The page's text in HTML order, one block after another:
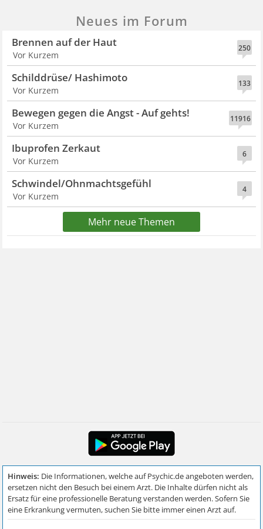
Neues im Forum
250
Brennen auf der Haut
Vor Kurzem
133
Schilddrüse/ Hashimoto
Vor Kurzem
11916
Bewegen gegen die Angst - Auf gehts!
Vor Kurzem
6
Ibuprofen Zerkaut
Vor Kurzem
4
Schwindel/Ohnmachtsgefühl
Vor Kurzem
Mehr neue Themen